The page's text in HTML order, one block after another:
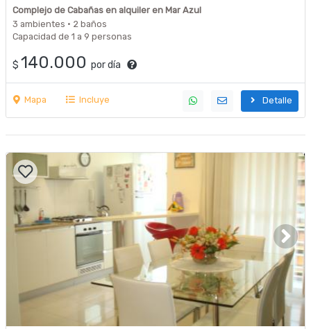
Complejo de Cabañas en alquiler en Mar Azul
3 ambientes · 2 baños
Capacidad de 1 a 9 personas
$ 140.000 por día
Mapa Incluye Detalle